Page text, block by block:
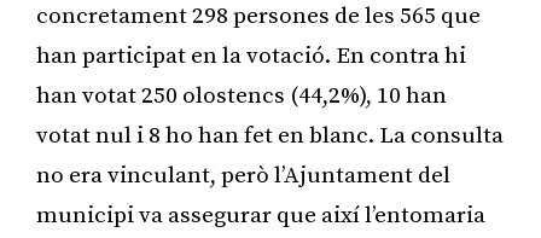
concretament 298 persones de les 565 que
han participat en la votació. En contra hi
han votat 250 olostencs (44,2%), 10 han
votat nul i 8 ho han fet en blanc. La consulta
no era vinculant, però l’Ajuntament del
municipi va assegurar que així l’entomaria